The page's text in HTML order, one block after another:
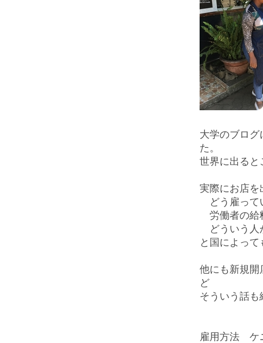
大学のブロ
た。
世界に出ると
実際にお店を
どう雇って
労働者の給
どういう人
と国によっ
他にも新規開
ど
そういう話も
雇用方法 ケ